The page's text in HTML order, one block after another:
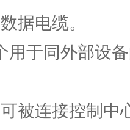
据电缆。
用于同外部设
被连接控制中